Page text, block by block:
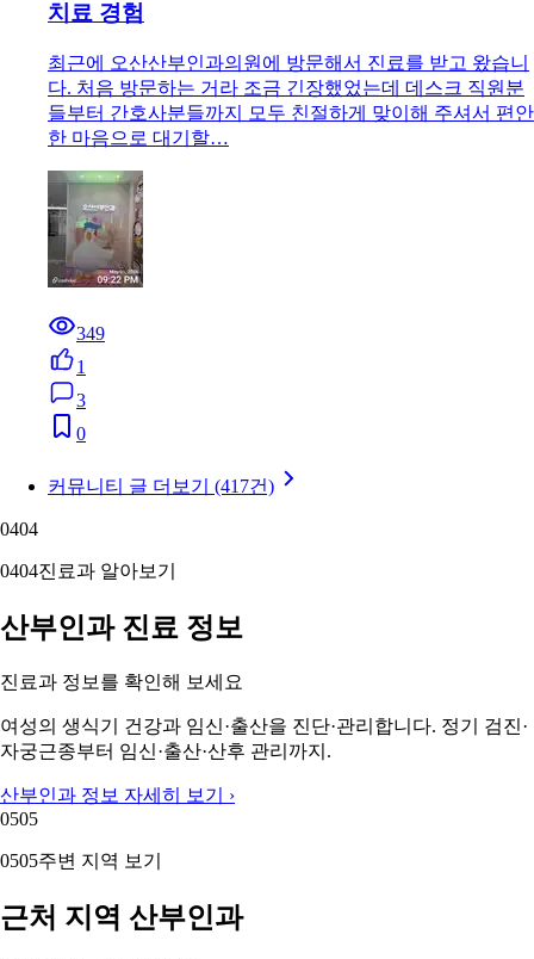
치료 경험
최근에 오산산부인과의원에 방문해서 진료를 받고 왔습니
다. 처음 방문하는 거라 조금 긴장했었는데 데스크 직원분
들부터 간호사분들까지 모두 친절하게 맞이해 주셔서 편안
한 마음으로 대기할…
349
1
3
0
커뮤니티 글 더보기 (417건)
0404
0404진료과 알아보기
산부인과 진료 정보
진료과 정보를 확인해 보세요
여성의 생식기 건강과 임신·출산을 진단·관리합니다. 정기 검진·
자궁근종부터 임신·출산·산후 관리까지.
산부인과 정보 자세히 보기 ›
0505
0505주변 지역 보기
근처 지역 산부인과